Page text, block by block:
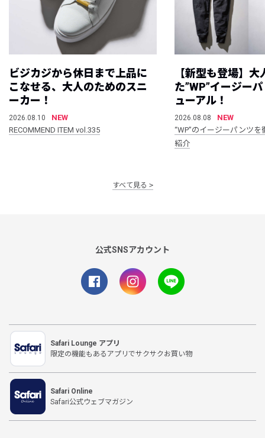
ビジカジから休日まで上品に
こなせる、大人のためのスニ
ーカー！
2026.08.10
NEW
RECOMMEND ITEM vol.335
【新型も登場】大
た”WP”イージー
ューアル！
2026.08.08
NEW
“WP”のイージーパンツ
紹介
すべて見る
公式SNSアカウント
Safari Lounge アプリ
限定の機能もあるアプリでサクサクお買い物
Safari Online
Safari公式ウェブマガジン